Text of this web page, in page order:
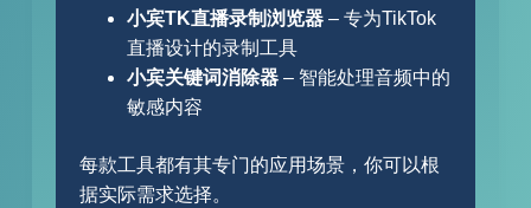
小宾TK直播录制浏览器– 专为TikTok
直播设计的录制工具
小宾关键词消除器– 智能处理音频中的
敏感内容
每款工具都有其专门的应用场景，你可以根
据实际需求选择。